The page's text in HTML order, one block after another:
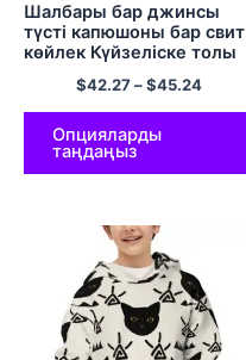
Шалбары бар джинсы
түсті капюшоны бар свит
көйлек Күйзеліске толы
капюшон жиынтықтары
Қыздар мен ұлдарға
арналған жайлылық
полиэфирлі капюшоны
жиынтықтары
$42.27–$45.24
Опцияларды
таңдаңыз